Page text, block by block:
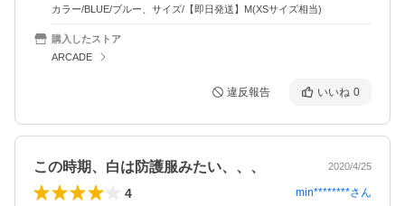
カラー/BLUE/ブルー、サイズ/【即日発送】M(XSサイズ相当)
購入したストア
ARCADE
違反報告 いいね 0
この時期、白は防護服みたい、、、 2020/4/25
4 min********さん